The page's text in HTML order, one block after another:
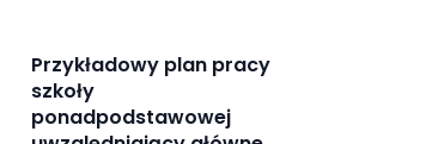
Przykładowy plan pracy
szkoły
ponadpodstawowej